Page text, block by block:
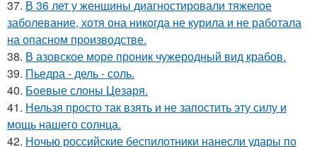
37. В 36 лет у женщины диагностировали тяжелое
заболевание, хотя она никогда не курила и не работала
на опасном производстве.
38. В азовское море проник чужеродный вид крабов.
39. Пьедра - дель - соль.
40. Боевые слоны Цезаря.
41. Нельзя просто так взять и не запостить эту силу и
мощь нашего солнца.
42. Ночью российские беспилотники нанесли удары по